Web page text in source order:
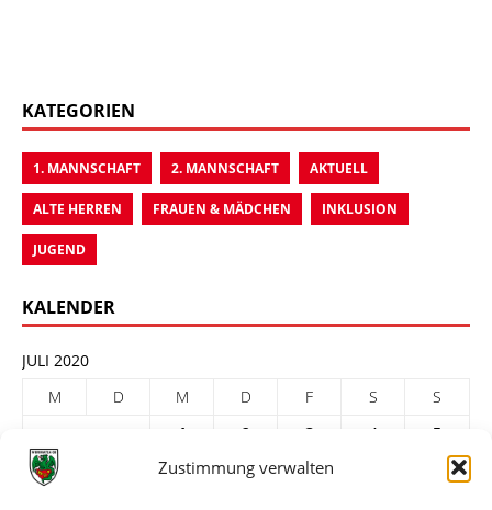
Zustimmung verwalten
KATEGORIEN
1. MANNSCHAFT 2. MANNSCHAFT AKTUELL
ALTE HERREN FRAUEN & MÄDCHEN INKLUSION
JUGEND
KALENDER
JULI 2020
M
D M D F S
S
1
2 3 4
5
6
8 9 10